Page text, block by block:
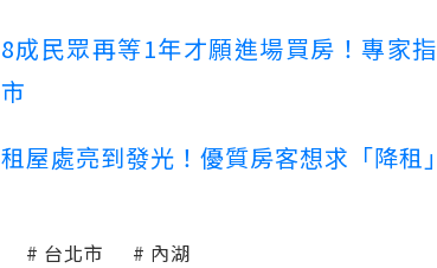
8成民眾再等1年才願進場買房！專家
市
租屋處亮到發光！優質房客想求「降租
台北市 內湖